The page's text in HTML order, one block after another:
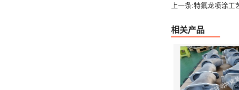
上一条:特氟龙喷涂工
相关产品